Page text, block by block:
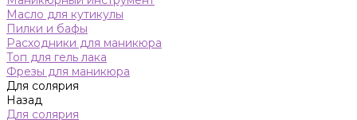
Масло для кутикулы
Пилки и бафы
Расходники для маникюра
Топ для гель лака
Фрезы для маникюра
Для солярия
Назад
Для солярия